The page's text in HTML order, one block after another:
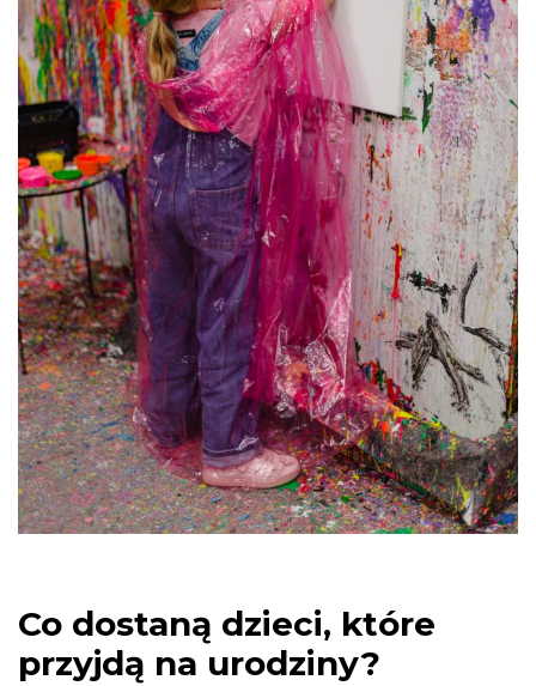
Co dostaną dzieci, które
przyjdą na urodziny?